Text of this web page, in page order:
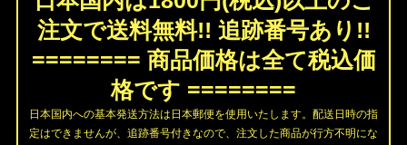
注文で送料無料!! 追跡番号あり!!
======== 商品価格は全て税込価
格です ========
日本国内への基本発送方法は日本郵便を使用いたします。配送日時の指
定はできませんが、追跡番号付きなので、注文した商品が行方不明にな